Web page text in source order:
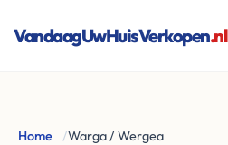
VandaagUwHuisVerkopen.nl
Home /Warga / Wergea